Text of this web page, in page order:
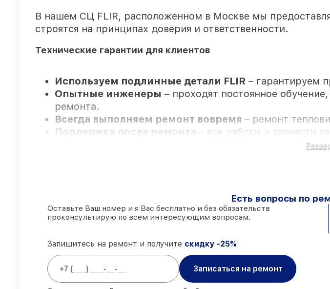
В нашем СЦ FLIR, расположенном в Москве мы
строятся на принципах доверия и ответственности.
Технические гарантии для клиентов
Используем подлинные детали FLIR – гарантируем
Опытные инженеры – проходят постоянное
ремонта.
Всегда выполняем ремонт вовремя – ремонт
Поддержка после ремонта
– все работы и запчасти
работ закрываем в вашем присутствии
90%запчастей FLIR готовы к установке в Москве,
Фирменные детали FLIR и проверенные реплики
работ выполняются в тот же день, если мастер
Есть вопросы по
Оставьте Ваш номер и я Вас бесплатно и без обязательств
проконсультирую по всем интересующим вопросам.
Запишитесь на ремонт и получите скидку -25%
Записаться на ремонт